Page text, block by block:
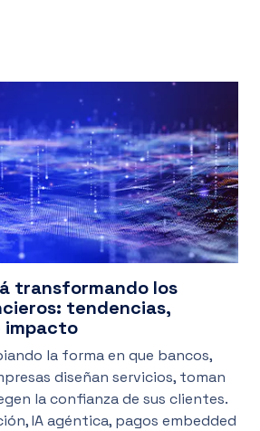
transformando los
tendencias,
impacto
la forma en que bancos,
diseñan servicios, toman
la confianza de sus clientes.
IA agéntica, pagos embedded